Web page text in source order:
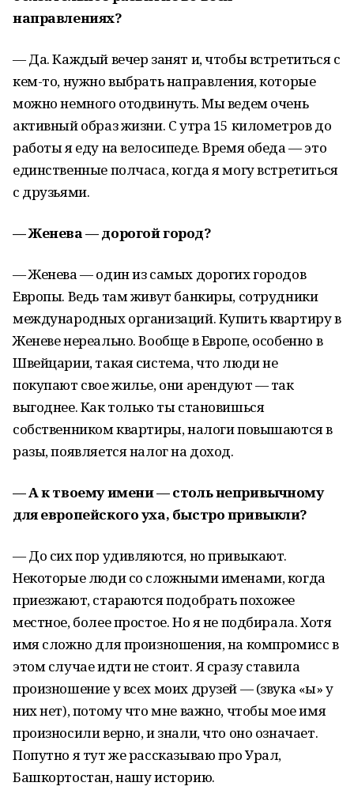
направлениях?
— Да. Каждый вечер занят и, чтобы встретиться с
кем-то, нужно выбрать направления, которые
можно немного отодвинуть. Мы ведем очень
активный образ жизни. С утра 15 километров до
работы я еду на велосипеде. Время обеда — это
единственные полчаса, когда я могу встретиться
с друзьями.
— Женева — дорогой город?
— Женева — один из самых дорогих городов
Европы. Ведь там живут банкиры, сотрудники
международных организаций. Купить квартиру в
Женеве нереально. Вообще в Европе, особенно в
Швейцарии, такая система, что люди не
покупают свое жилье, они арендуют — так
выгоднее. Как только ты становишься
собственником квартиры, налоги повышаются в
разы, появляется налог на доход.
— А к твоему имени — столь непривычному
для европейского уха, быстро привыкли?
— До сих пор удивляются, но привыкают.
Некоторые люди со сложными именами, когда
приезжают, стараются подобрать похожее
местное, более простое. Но я не подбирала. Хотя
имя сложно для произношения, на компромисс в
этом случае идти не стоит. Я сразу ставила
произношение у всех моих друзей — (звука «ы» у
них нет), потому что мне важно, чтобы мое имя
произносили верно, и знали, что оно означает.
Попутно я тут же рассказываю про Урал,
Башкортостан, нашу историю.